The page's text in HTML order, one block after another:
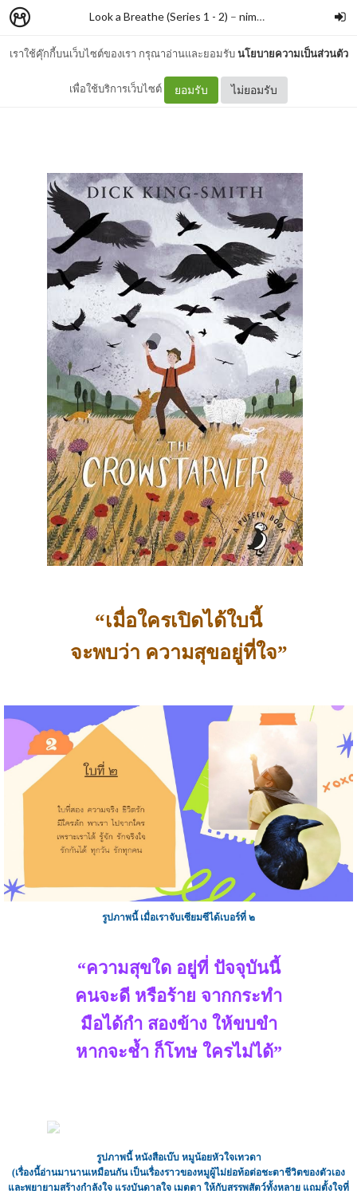
เราใช้คุ๊กกี้บนเว็บไซต์ของเรา กรุณาอ่านและยอมรับนโยบายความเป็นส่วนตัว
เพื่อใช้บริการเว็บไซต์ ยอมรับ ไม่ยอมรับ
Look a Breathe (Series 1 - 2) – nimon
#379 สไปเดอร์ เด็กชายไล่กา
“เมื่อใครเปิดได้ใบนี้
จะพบว่า ความสุขอยู่ที่ใจ”
รูปภาพนี้ เมื่อเราจับเซียมซีได้เบอร์ที่ ๒
“ความสุขใด อยู่ที่ ปัจจุบันนี้
คนจะดี หรือร้าย จากกระทำ
มือได้กำ สองข้าง ให้ขบขำ
หากจะช้ำ ก็โทษ ใครไม่ได้”
รูปภาพนี้ หนังสือเบ๊บ หมูน้อยหัวใจเทวดา
(เรื่องนี้อ่านมานานเหมือนกัน เป็นเรื่องราวของหมูผู้ไม่ย่อท้อต่อชะตาชีวิตของตัวเอง
และพยายามสร้างกำลังใจ แรงบันดาลใจ เมตตา ให้กับสรรพสัตว์ทั้งหลาย แถมตั้งใจที่